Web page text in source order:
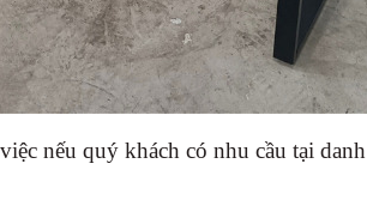
nếu quý khách có nhu cầu tại